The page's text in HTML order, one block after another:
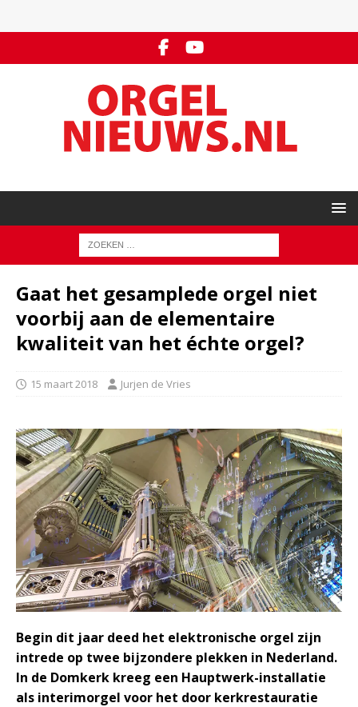
Gaat het gesamplede orgel niet
voorbij aan de elementaire
kwaliteit van het échte orgel?
15 maart 2018 Jurjen de Vries
Begin dit jaar deed het elektronische orgel zijn
intrede op twee bijzondere plekken in Nederland.
In de Domkerk kreeg een Hauptwerk-installatie
als interimorgel voor het door kerkrestauratie